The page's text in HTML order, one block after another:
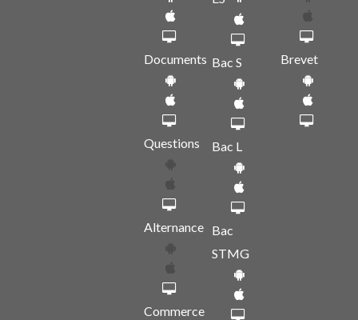
Documents
Questions
Alternance
Commerce
Bac S
Bac L
Bac
STMG
Brevet